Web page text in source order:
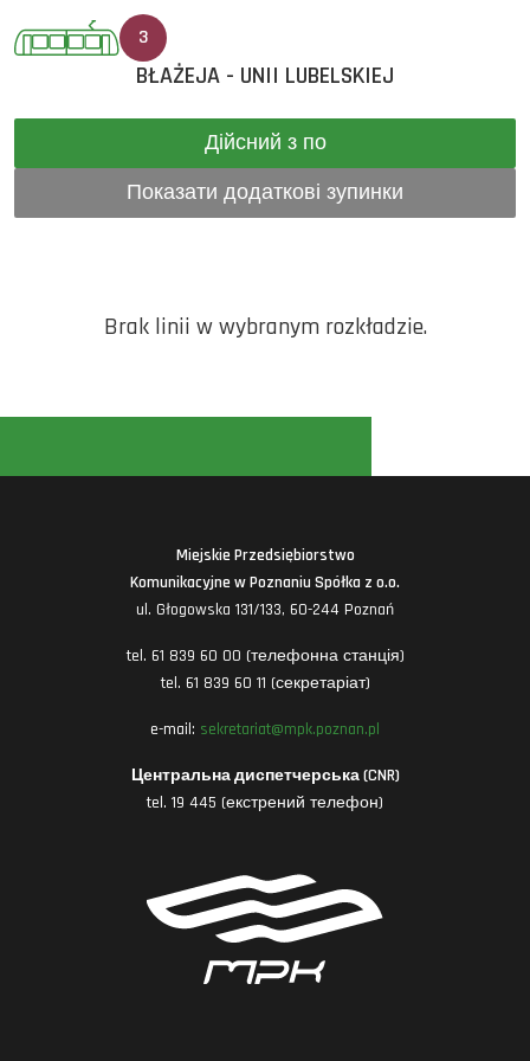
3
BŁAŻEJA - UNII LUBELSKIEJ
Дійсний з по
Показати додаткові зупинки
Brak linii w wybranym rozkładzie.
Miejskie Przedsiębiorstwo
Komunikacyjne w Poznaniu Spółka z o.o.
ul. Głogowska 131/133, 60-244 Poznań
tel. 61 839 60 00 (телефонна станція)
tel. 61 839 60 11 (секретаріат)
e-mail: sekretariat@mpk.poznan.pl
Центральна диспетчерська (CNR)
tel. 19 445 (екстрений телефон)